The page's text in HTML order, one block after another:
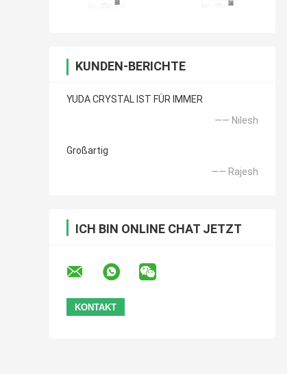
KUNDEN-BERICHTE
YUDA CRYSTAL IST FÜR IMMER
—— Nilesh
Großartig
—— Rajesh
ICH BIN ONLINE CHAT JETZT